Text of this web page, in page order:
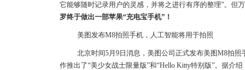
它能够随时记录用户的灵感，并将之进行有序的整理”。但
罗终于做出一部苹果“充电宝手机”！
美图发布M8拍照手机，人工智能将用于拍照
北京时间5月9日消息，美图公司正式发布美图M8拍照
作推出了“美少女战士限量版”和“Hello Kitty特别版”。据介